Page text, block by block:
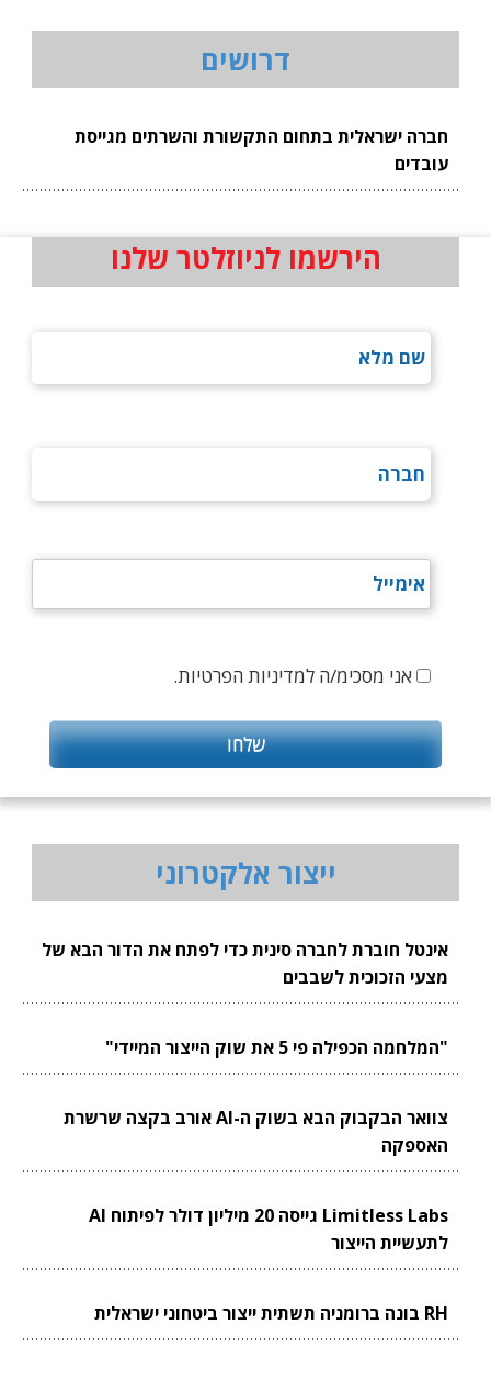
דרושים
חברה ישראלית בתחום התקשורת והשרתים מגייסת
עובדים
הירשמו לניוזלטר שלנו
אני מסכימ/ה למדיניות הפרטיות.
ייצור אלקטרוני
אינטל חוברת לחברה סינית כדי לפתח את הדור הבא של
מצעי הזכוכית לשבבים
"המלחמה הכפילה פי 5 את שוק הייצור המיידי"
צוואר הבקבוק הבא בשוק ה-AI אורב בקצה שרשרת
האספקה
Limitless Labs גייסה 20 מיליון דולר לפיתוח AI
לתעשיית הייצור
RH בונה ברומניה תשתית ייצור ביטחוני ישראלית